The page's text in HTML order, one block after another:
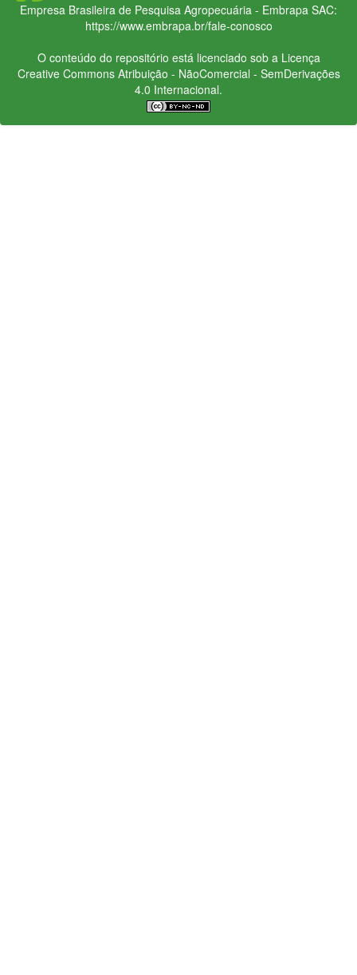
Empresa Brasileira de Pesquisa Agropecuária - Embrapa SAC:
https://www.embrapa.br/fale-conosco
O conteúdo do repositório está licenciado sob a Licença
Creative CommonsAtribuição - NãoComercial - SemDerivações
4.0 Internacional.